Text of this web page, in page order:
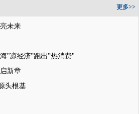
更多>>
未来
"凉经济"跑出"热消费"
新章
头根基